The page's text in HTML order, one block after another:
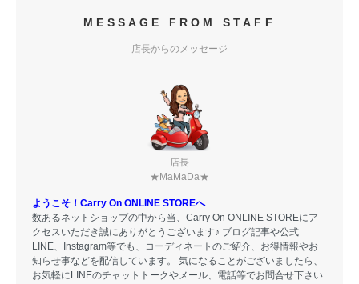
MESSAGE FROM STAFF
店長からのメッセージ
店長
★MaMaDa★
ようこそ！Carry On ONLINE STOREへ
数あるネットショップの中から当、Carry On ONLINE STOREにア
クセスいただき誠にありがとうございます♪ ブログ記事や公式
LINE、Instagram等でも、コーディネートのご紹介、お得情報やお
知らせ事などを配信しています。 気になることがございましたら、
お気軽にLINEのチャットトークやメール、電話等でお問合せ下さい